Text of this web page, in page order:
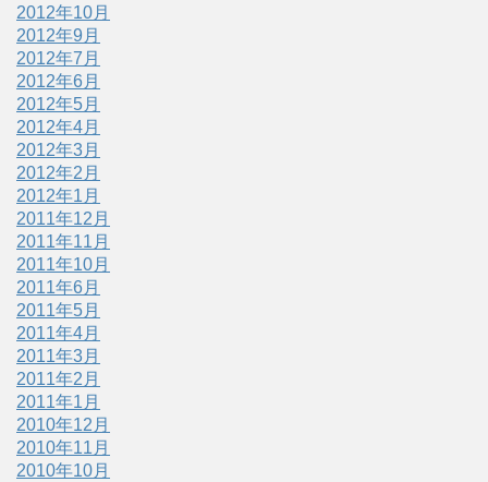
2012年10月
2012年9月
2012年7月
2012年6月
2012年5月
2012年4月
2012年3月
2012年2月
2012年1月
2011年12月
2011年11月
2011年10月
2011年6月
2011年5月
2011年4月
2011年3月
2011年2月
2011年1月
2010年12月
2010年11月
2010年10月